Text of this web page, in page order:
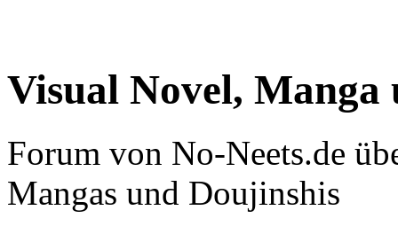
Visual Novel,
Forum von No-Neets.de
Mangas und Doujinshis